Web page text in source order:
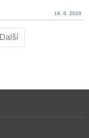
19. 8. 2020
Další